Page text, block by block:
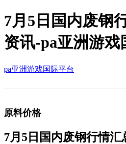
7月5日国内废钢
资讯-pa亚洲游戏
pa亚洲游戏国际平台
原料价格
7月5日国内废钢行情汇